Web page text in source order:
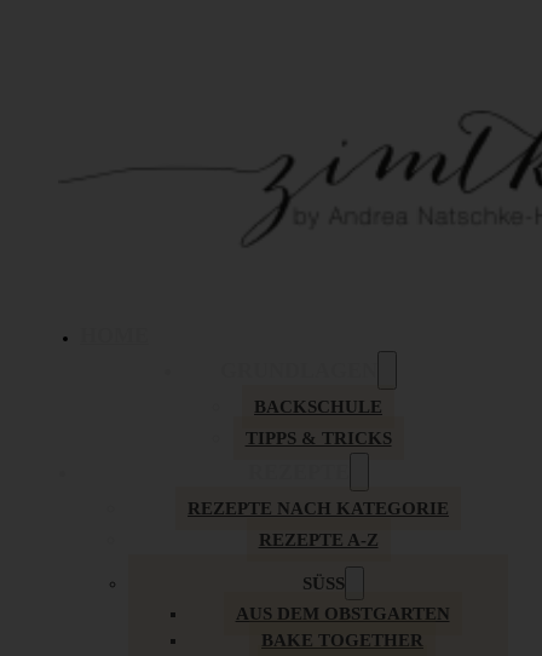
BACKSCHULE
TIPPS & TRICKS
REZEPTE NACH KATEGORIE
REZEPTE A-Z
SÜSS
AUS DEM OBSTGARTEN
BAKE TOGETHER